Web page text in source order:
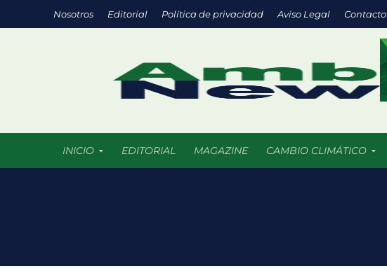
Nosotros Editorial Política de privacidad Aviso Legal Contacto
INICIO EDITORIAL MAGAZINE CAMBIO CLIMÁTICO